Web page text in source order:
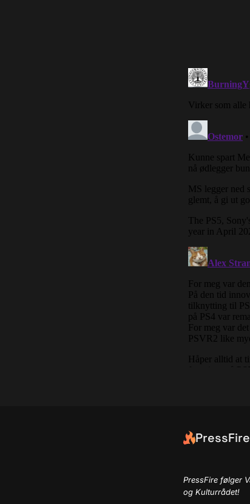
PressFire
PressFire følger
og Kulturrådet!